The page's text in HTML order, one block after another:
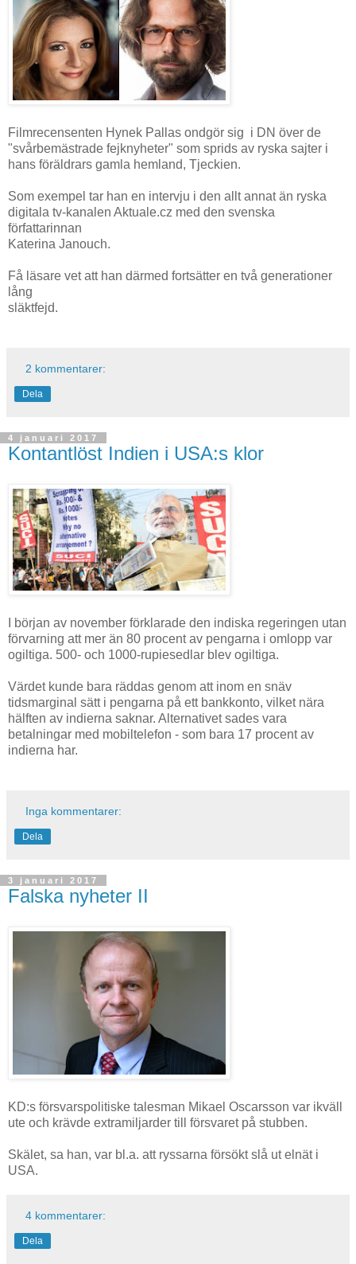
Filmrecensenten Hynek Pallas ondgör sig i DN över de
"svårbemästrade fejknyheter" som sprids av ryska sajter i
hans föräldrars gamla hemland, Tjeckien.
Som exempel tar han en intervju i den allt annat än ryska
digitala tv-kanalen Aktuale.cz med den svenska
författarinnan
Katerina Janouch.
Få läsare vet att han därmed fortsätter en två generationer
lång
släktfejd.
2 kommentarer:
Dela
4 januari 2017
Kontantlöst Indien i USA:s klor
I början av november förklarade den indiska regeringen utan
förvarning att mer än 80 procent av pengarna i omlopp var
ogiltiga. 500- och 1000-rupiesedlar blev ogiltiga.
Värdet kunde bara räddas genom att inom en snäv
tidsmarginal sätt i pengarna på ett bankkonto, vilket nära
hälften av indierna saknar. Alternativet sades vara
betalningar med mobiltelefon - som bara 17 procent av
indierna har.
Inga kommentarer:
Dela
3 januari 2017
Falska nyheter II
KD:s försvarspolitiske talesman Mikael Oscarsson var ikväll
ute och krävde extramiljarder till försvaret på stubben.
Skälet, sa han, var bl.a. att ryssarna försökt slå ut elnät i
USA.
4 kommentarer:
Dela